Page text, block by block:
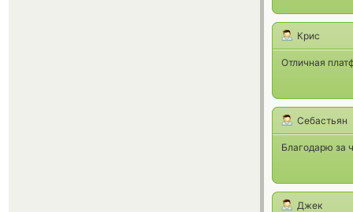
Крис
Отличная
Себастьян
Благодарю за
Джек